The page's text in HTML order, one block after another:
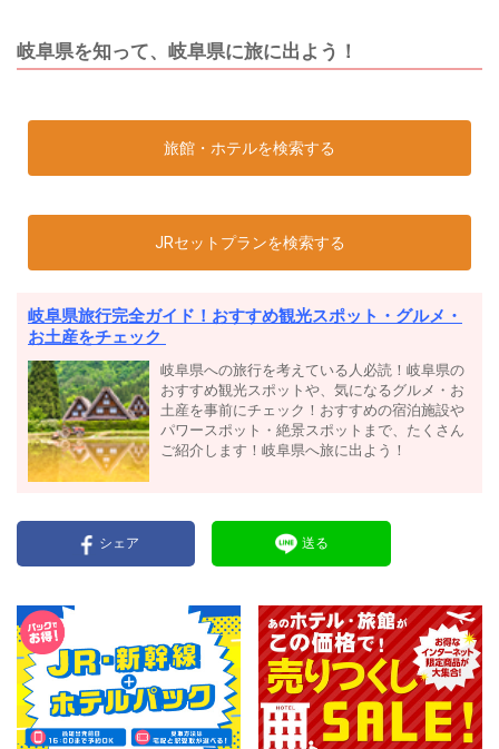
岐阜県を知って、岐阜県に旅に出よう！
旅館・ホテルを検索する
JRセットプランを検索する
岐阜県旅行完全ガイド！おすすめ観光スポット・グルメ・
お土産をチェック
岐阜県への旅行を考えている人必読！岐阜県の
おすすめ観光スポットや、気になるグルメ・お
土産を事前にチェック！おすすめの宿泊施設や
パワースポット・絶景スポットまで、たくさん
ご紹介します！岐阜県へ旅に出よう！
シェア 送る